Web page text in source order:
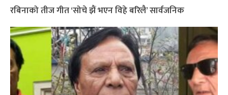
रबिनाको तीज गीत ‘सोचे झैं भएन विहे बरिलै’ सार्वजनिक